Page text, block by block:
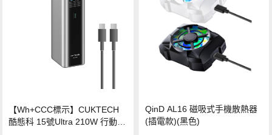
【Wh+CCC標示】CUKTECH
酷態科 15號Ultra 210W 行動電
QinD AL16 磁吸式手機散熱器
(插電款)(黑色)